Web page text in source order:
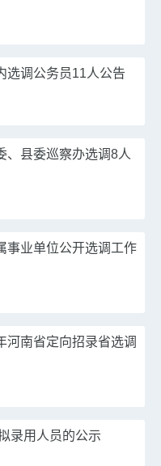
选调公务员11人公告
、县委巡察办选调8人
事业单位公开选调工作
河南省定向招录省选调
录用人员的公示